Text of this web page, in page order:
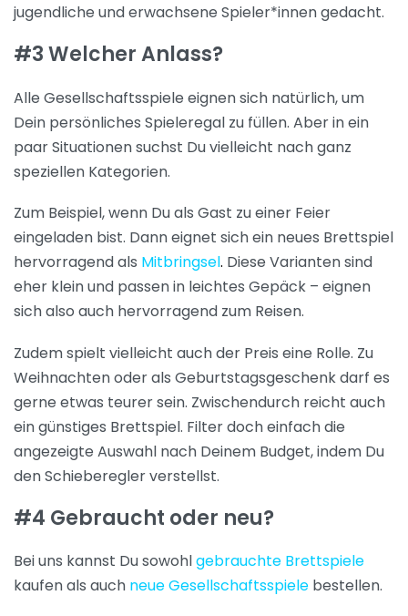
jugendliche und erwachsene Spieler*innen gedacht.
#3 Welcher Anlass?
Alle Gesellschaftsspiele eignen sich natürlich, um
Dein persönliches Spieleregal zu füllen. Aber in ein
paar Situationen suchst Du vielleicht nach ganz
speziellen Kategorien.
Zum Beispiel, wenn Du als Gast zu einer Feier
eingeladen bist. Dann eignet sich ein neues Brettspiel
hervorragend als Mitbringsel. Diese Varianten sind
eher klein und passen in leichtes Gepäck – eignen
sich also auch hervorragend zum Reisen.
Zudem spielt vielleicht auch der Preis eine Rolle. Zu
Weihnachten oder als Geburtstagsgeschenk darf es
gerne etwas teurer sein. Zwischendurch reicht auch
ein günstiges Brettspiel. Filter doch einfach die
angezeigte Auswahl nach Deinem Budget, indem Du
den Schieberegler verstellst.
#4 Gebraucht oder neu?
Bei uns kannst Du sowohlgebrauchte Brettspiele
kaufen als auch neue Gesellschaftsspiele bestellen.